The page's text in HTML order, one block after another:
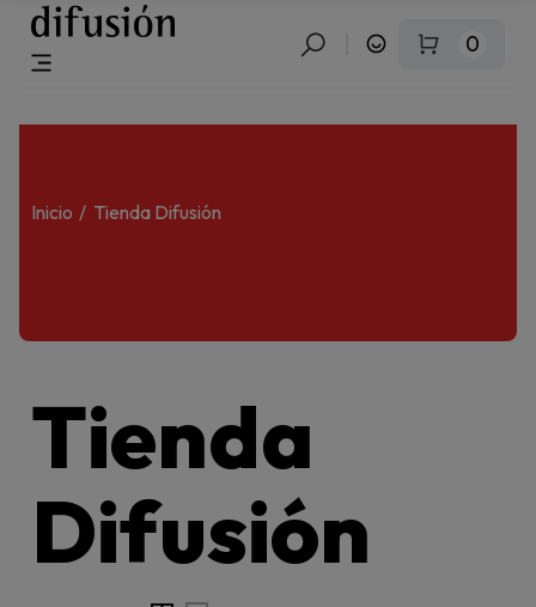
0
Inicio Tienda Difusión
Tienda
Difusión